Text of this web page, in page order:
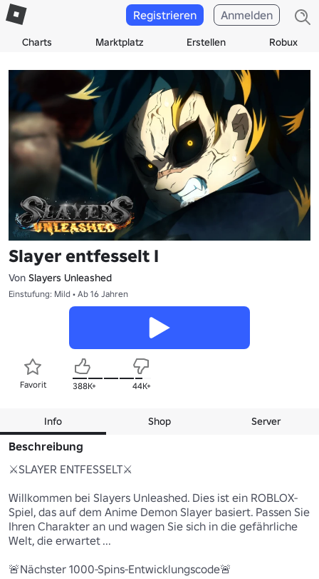
Charts Marktplatz Erstellen Robux
Registrieren Anmelden
Slayer entfesselt I
Von Slayers Unleashed
Einstufung: Mild • Ab 16 Jahren
Favorit 388K+ 44K+
Info Shop Server
Beschreibung
⚔️SLAYER ENTFESSELT⚔️
Willkommen bei Slayers Unleashed. Dies ist ein ROBLOX-
Spiel, das auf dem Anime Demon Slayer basiert. Passen Sie
Ihren Charakter an und wagen Sie sich in die gefährliche
Welt, die erwartet ...
🚨Nächster 1000-Spins-Entwicklungscode🚨